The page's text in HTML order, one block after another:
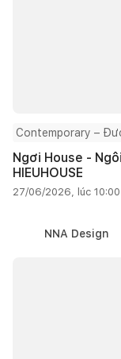
Contemporary –
Ngơi House -
HIEUHOUSE
27/06/2026, lúc 10:00
NNA Design